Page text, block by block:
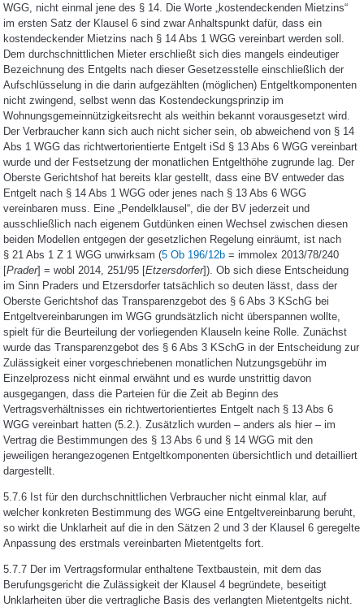
WGG, nicht einmal jene des § 14. Die Worte „kostendeckenden Mietzins“
im ersten Satz der Klausel 6 sind zwar Anhaltspunkt dafür, dass ein
kostendeckender Mietzins nach § 14 Abs 1 WGG vereinbart werden soll.
Dem durchschnittlichen Mieter erschließt sich dies mangels eindeutiger
Bezeichnung des Entgelts nach dieser Gesetzesstelle einschließlich der
Aufschlüsselung in die darin aufgezählten (möglichen) Entgeltkomponenten
nicht zwingend, selbst wenn das Kostendeckungsprinzip im
Wohnungsgemeinnützigkeitsrecht als weithin bekannt vorausgesetzt wird.
Der Verbraucher kann sich auch nicht sicher sein, ob abweichend von § 14
Abs 1 WGG das richtwertorientierte Entgelt iSd § 13 Abs 6 WGG vereinbart
wurde und der Festsetzung der monatlichen Entgelthöhe zugrunde lag. Der
Oberste Gerichtshof hat bereits klar gestellt, dass eine BV entweder das
Entgelt nach § 14 Abs 1 WGG oder jenes nach § 13 Abs 6 WGG
vereinbaren muss. Eine „Pendelklausel“, die der BV jederzeit und
ausschließlich nach eigenem Gutdünken einen Wechsel zwischen diesen
beiden Modellen entgegen der gesetzlichen Regelung einräumt, ist nach
§ 21 Abs 1 Z 1 WGG unwirksam (5 Ob 196/12b= immolex 2013/78/240
[Prader] = wobl 2014, 251/95 [Etzersdorfer]). Ob sich diese Entscheidung
im Sinn Praders und Etzersdorfer tatsächlich so deuten lässt, dass der
Oberste Gerichtshof das Transparenzgebot des § 6 Abs 3 KSchG bei
Entgeltvereinbarungen im WGG grundsätzlich nicht überspannen wollte,
spielt für die Beurteilung der vorliegenden Klauseln keine Rolle. Zunächst
wurde das Transparenzgebot des § 6 Abs 3 KSchG in der Entscheidung zur
Zulässigkeit einer vorgeschriebenen monatlichen Nutzungsgebühr im
Einzelprozess nicht einmal erwähnt und es wurde unstrittig davon
ausgegangen, dass die Parteien für die Zeit ab Beginn des
Vertragsverhältnisses ein richtwertorientiertes Entgelt nach § 13 Abs 6
WGG vereinbart hatten (5.2.). Zusätzlich wurden – anders als hier – im
Vertrag die Bestimmungen des § 13 Abs 6 und § 14 WGG mit den
jeweiligen herangezogenen Entgeltkomponenten übersichtlich und detailliert
dargestellt.
5.7.6 Ist für den durchschnittlichen Verbraucher nicht einmal klar, auf
welcher konkreten Bestimmung des WGG eine Entgeltvereinbarung beruht,
so wirkt die Unklarheit auf die in den Sätzen 2 und 3 der Klausel 6 geregelte
Anpassung des erstmals vereinbarten Mietentgelts fort.
5.7.7 Der im Vertragsformular enthaltene Textbaustein, mit dem das
Berufungsgericht die Zulässigkeit der Klausel 4 begründete, beseitigt
Unklarheiten über die vertragliche Basis des verlangten Mietentgelts nicht.